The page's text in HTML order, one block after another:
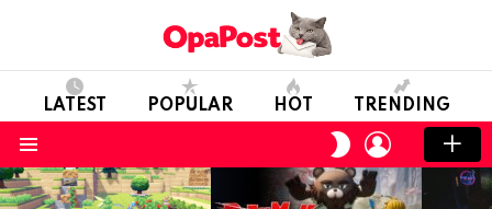
LATEST POPULAR HOT TRENDING
SWITCH
SKIN
LOGIN
LATEST
STORIES